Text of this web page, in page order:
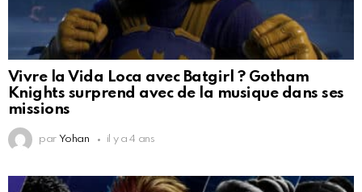
Vivre la Vida Loca avec Batgirl ? Gotham
Knights surprend avec de la musique dans ses
missions
par Yohan il y a 4 ans